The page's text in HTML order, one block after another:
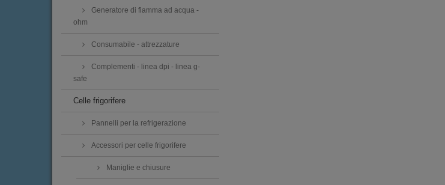
Generatore di fiamma ad acqua -
ohm
Consumabile - attrezzature
Complementi - linea dpi - linea g-
safe
Celle frigorifere
Pannelli per la refrigerazione
Accessori per celle frigorifere
Maniglie e chiusure